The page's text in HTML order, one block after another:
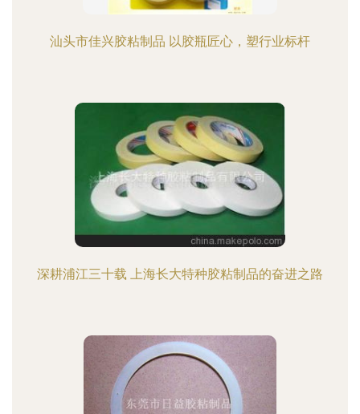
汕头市佳兴胶粘制品 以胶瓶匠心，塑行业标杆
深耕浦江三十载 上海长大特种胶粘制品的奋进之路